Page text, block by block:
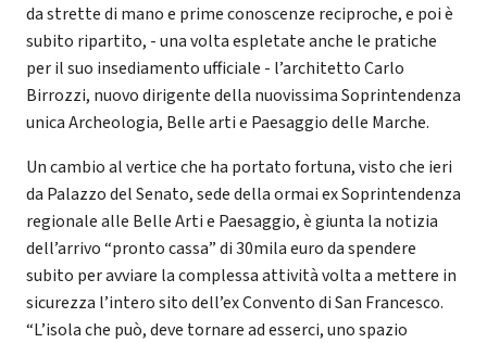
da strette di mano e prime conoscenze reciproche, e poi è
subito ripartito, - una volta espletate anche le pratiche
per il suo insediamento ufficiale - l’architetto Carlo
Birrozzi, nuovo dirigente della nuovissima Soprintendenza
unica Archeologia, Belle arti e Paesaggio delle Marche.
Un cambio al vertice che ha portato fortuna, visto che ieri
da Palazzo del Senato, sede della ormai ex Soprintendenza
regionale alle Belle Arti e Paesaggio, è giunta la notizia
dell’arrivo “pronto cassa” di 30mila euro da spendere
subito per avviare la complessa attività volta a mettere in
sicurezza l’intero sito dell’ex Convento di San Francesco.
“L’isola che può, deve tornare ad esserci, uno spazio